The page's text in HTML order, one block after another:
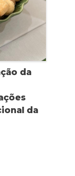
da
da